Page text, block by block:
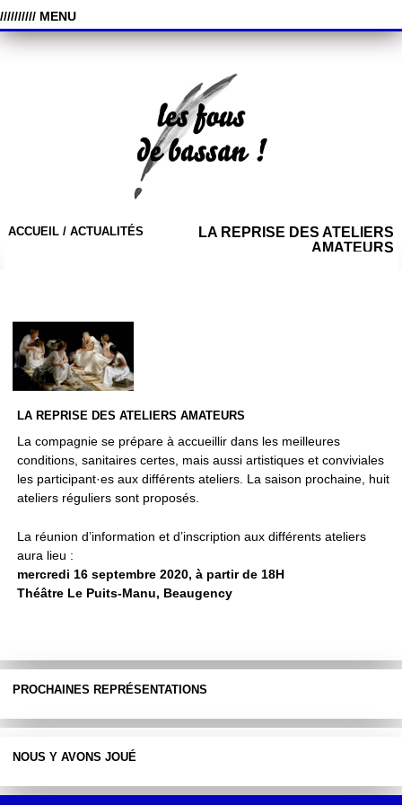
////////// MENU
ACCUEIL / ACTUALITÉS
LA REPRISE DES ATELIERS
AMATEURS
LA REPRISE DES ATELIERS AMATEURS
La compagnie se prépare à accueillir dans les meilleures
conditions, sanitaires certes, mais aussi artistiques et conviviales
les participant·es aux différents ateliers. La saison prochaine, huit
ateliers réguliers sont proposés.
La réunion d’information et d’inscription aux différents ateliers
aura lieu :
mercredi 16 septembre 2020, à partir de 18H
Théâtre Le Puits-Manu, Beaugency
PROCHAINES REPRÉSENTATIONS
NOUS Y AVONS JOUÉ